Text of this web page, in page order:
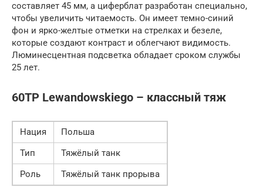
составляет 45 мм, а циферблат разработан специально,
чтобы увеличить читаемость. Он имеет темно-синий
фон и ярко-желтые отметки на стрелках и безеле,
которые создают контраст и облегчают видимость.
Люминесцентная подсветка обладает сроком службы
25 лет.
60TP Lewandowskiego – классный тяж
Нация
Польша
Тип
Тяжёлый танк
Роль
Тяжёлый танк прорыва